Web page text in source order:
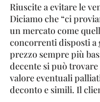
Riuscite a evitare le
Diciamo che “ci
un mercato come
concorrenti disposti a
prezzo sempre più
decente si può
valore eventuali
deconto e simili. Il